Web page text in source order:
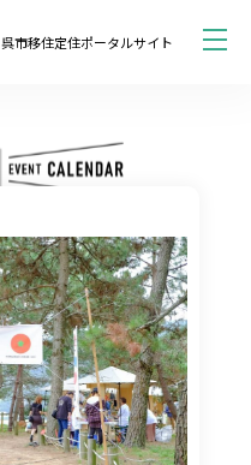
呉市移住定住ポータルサイト